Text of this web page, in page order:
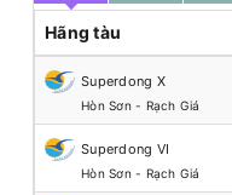
Hãng tàu
Superdong X
Hòn Sơn - Rạch Giá
Superdong VI
Hòn Sơn - Rạch Giá